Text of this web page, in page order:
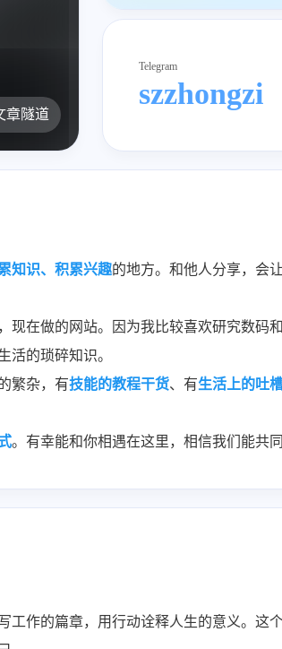
章隧道
Telegram
szzhongzi
知识、积累兴趣的地方。和他人分享，会
现在做的网站。因为我比较喜欢研究数
活的琐碎知识。
繁杂，有技能的教程干货、有生活上的吐
。有幸能和你相遇在这里，相信我们能共
工作的篇章，用行动诠释人生的意义。